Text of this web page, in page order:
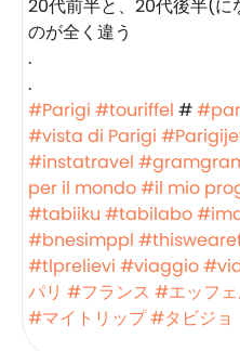
20代前半と、20代後半(に
のが全く違う
.
.
#Parigi #touriffel #
#vista di Parigi
#instatravel
per il mondo#il mio
#tabiiku #tabilabo
#bnesimppl
#tlprelievi #viaggio
パリ #フランス #エッフ
#マイトリップ#タビジョ